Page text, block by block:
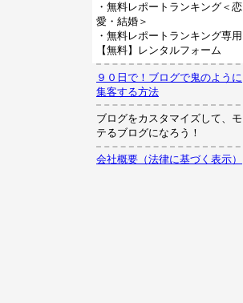
・無料レポートランキング＜恋
愛・結婚＞
・無料レポートランキング専用
【無料】レンタルフォーム
９０日で！ブログで鬼のように
集客する方法
ブログをカスタマイズして、モ
テるブログになろう！
会社概要（法律に基づく表示）